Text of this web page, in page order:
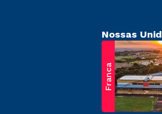
Nossas
Franca